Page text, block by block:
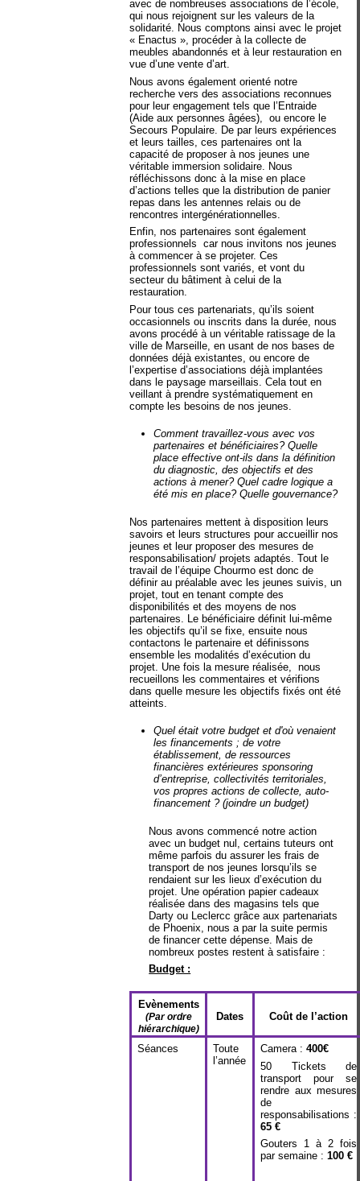
avec de nombreuses associations de l’école,
qui nous rejoignent sur les valeurs de la
solidarité. Nous comptons ainsi avec le projet
« Enactus », procéder à la collecte de
meubles abandonnés et à leur restauration en
vue d’une vente d’art.
Nous avons également orienté notre
recherche vers des associations reconnues
pour leur engagement tels que l’Entraide
(Aide aux personnes âgées),
ou encore le
Secours Populaire. De par leurs expériences
et leurs tailles, ces partenaires ont la
capacité de proposer à nos jeunes une
véritable immersion solidaire. Nous
réfléchissons donc à la mise en place
d’actions telles que la distribution de panier
repas dans les antennes relais ou de
rencontres intergénérationnelles.
Enfin, nos partenaires sont également
professionnels
car nous invitons nos jeunes
à commencer à se projeter. Ces
professionnels sont variés, et vont du
secteur du bâtiment à celui de la
restauration.
Pour tous ces partenariats, qu’ils soient
occasionnels ou inscrits dans la durée, nous
avons procédé à un véritable ratissage de la
ville de Marseille, en usant de nos bases de
données déjà existantes, ou encore de
l’expertise d’associations déjà implantées
dans le paysage marseillais. Cela tout en
veillant à prendre systématiquement en
compte les besoins de nos jeunes.
Comment travaillez-vous avec vos
partenaires et bénéficiaires? Quelle
place effective ont-ils dans la définition
du diagnostic, des objectifs et des
actions à mener? Quel cadre logique a
été mis en place? Quelle gouvernance?
Nos partenaires mettent à disposition leurs
savoirs et leurs structures pour accueillir nos
jeunes et leur proposer des mesures de
responsabilisation/ projets adaptés. Tout le
travail de l’équipe Chourmo est donc de
définir au préalable avec les jeunes suivis, un
projet, tout en tenant compte des
disponibilités et des moyens de nos
partenaires. Le bénéficiaire définit lui-même
les objectifs qu’il se fixe, ensuite nous
contactons le partenaire et définissons
ensemble les modalités d’exécution du
projet. Une fois la mesure réalisée,
nous
recueillons les commentaires et vérifions
dans quelle mesure les objectifs fixés ont été
atteints.
Quel était votre budget et d'où venaient
les financements ; de votre
établissement, de ressources
financières extérieures sponsoring
d’entreprise, collectivités territoriales,
vos propres actions de collecte, auto-
financement ? (joindre un budget)
Nous avons commencé notre action
avec un budget nul, certains tuteurs ont
même parfois du assurer les frais de
transport de nos jeunes lorsqu’ils se
rendaient sur les lieux d’exécution du
projet. Une opération papier cadeaux
réalisée dans des magasins tels que
Darty ou Leclercc grâce aux partenariats
de Phoenix, nous a par la suite permis
de financer cette dépense. Mais de
nombreux postes restent à satisfaire :
Budget :
Evènements
(Par ordre
hiérarchique)
Dates Coût de l’action
Séances
Toute
l’année
Camera :400€
50 Tickets de
transport pour se
rendre aux mesures
de
responsabilisations :
65 €
Gouters 1 à 2 fois
par semaine :100 €